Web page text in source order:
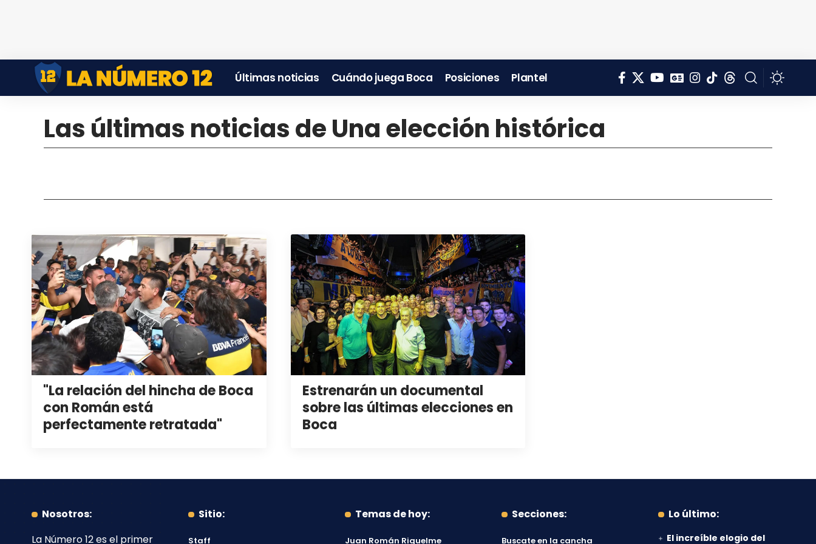
Últimas noticias Cuándo juega Boca Posiciones Plantel
Las últimas noticias de Una elección histórica
"La relación del hincha de Boca
con Román está
perfectamente retratada"
Estrenarán un documental
sobre las últimas elecciones en
Boca
Nosotros:
La Número 12es el primer
Sitio:
Staff
Temas de hoy:
Juan Román Riquelme
Secciones:
Buscate en la cancha
Lo último:
El increíble elogio del